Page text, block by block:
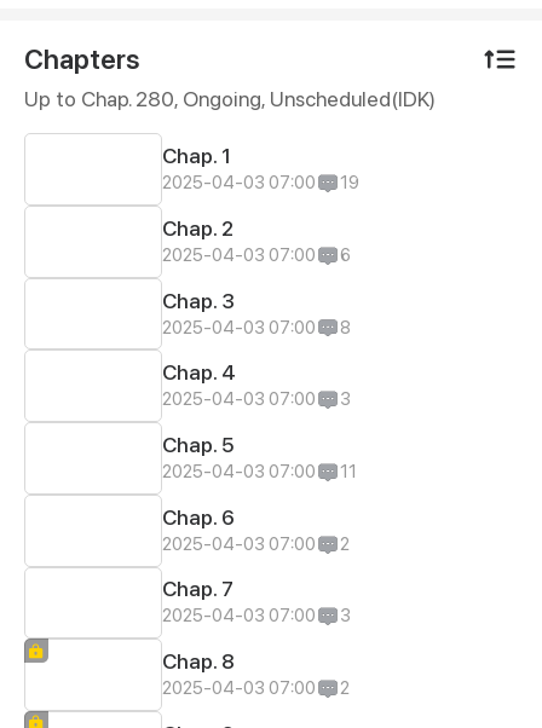
déjouées par Zhang Xuan, le gendre surnommé
"Satan", maître du Palais du Dragon.
Chapters
Up to Chap. 280, Ongoing, Unscheduled(IDK)
Chap. 1
2025-04-03 07:00 19
Chap. 2
2025-04-03 07:00 6
Chap. 3
2025-04-03 07:00 8
Chap. 4
2025-04-03 07:00 3
Chap. 5
2025-04-03 07:00 11
Chap. 6
2025-04-03 07:00 2
Chap. 7
2025-04-03 07:00 3
Chap. 8
2025-04-03 07:00 2